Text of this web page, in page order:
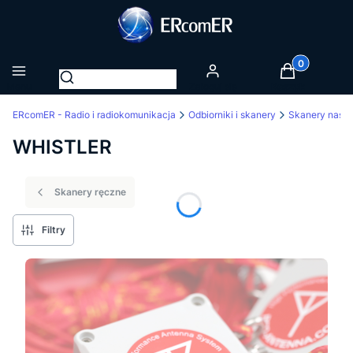
Otwórz wyszukiwarkę Produkty w
ERcomER - Radio i radiokomunikacja Odbiorniki i skanery Skanery
WHISTLER
Skanery ręczne
Filtry